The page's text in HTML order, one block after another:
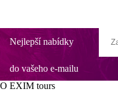
Nejlepší nabídky
do vašeho e-mailu
O EXIM tours